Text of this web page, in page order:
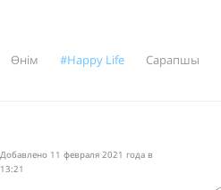
Өнім #Happy Life Сарапшы
Добавлено 11 февраля 2021 года в
13:21